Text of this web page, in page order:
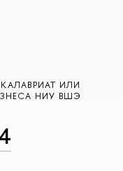
ИЛИ
НИУ ВШЭ